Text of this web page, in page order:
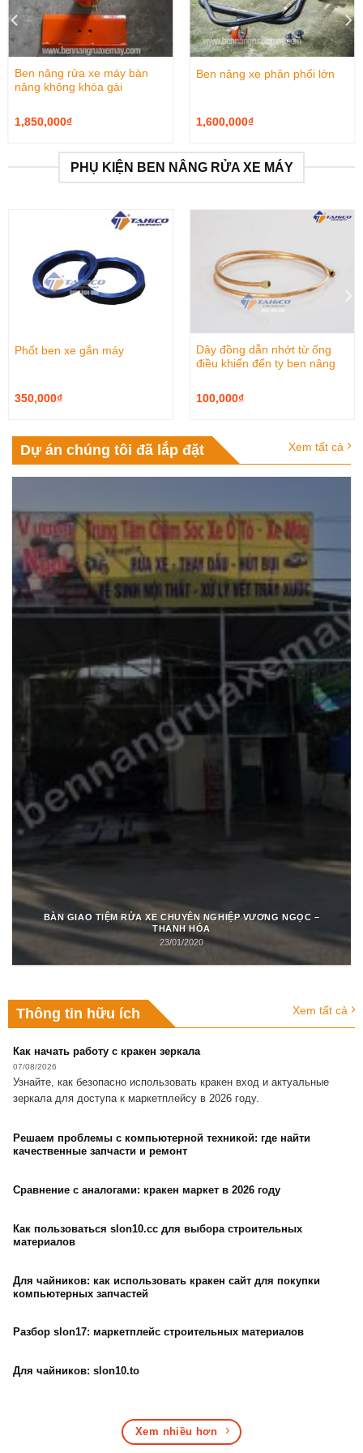
Ben nâng rửa xe máy bàn
nâng không khóa gài
1,850,000₫
Ben nâng xe phân phối lớn
1,600,000₫
PHỤ KIỆN BEN NÂNG RỬA XE MÁY
Phốt ben xe gắn máy
350,000₫
Dây đồng dẫn nhớt từ ống
điều khiển đến ty ben nâng
100,000₫
Dự án chúng tôi đã lắp đặt Xem tất cả
BÀN GIAO TIỆM RỬA XE CHUYÊN NGHIỆP VƯƠNG NGỌC –
THANH HÓA
23/01/2020
Thông tin hữu ích Xem tất cả
Как начать работу с кракен зеркала
07/08/2026
Узнайте, как безопасно использовать кракен вход и актуальные
зеркала для доступа к маркетплейсу в 2026 году.
Решаем проблемы с компьютерной техникой: где найти
качественные запчасти и ремонт
Сравнение с аналогами: кракен маркет в 2026 году
Как пользоваться slon10.cc для выбора строительных
материалов
Для чайников: как использовать кракен сайт для покупки
компьютерных запчастей
Разбор slon17: маркетплейс строительных материалов
Для чайников: slon10.to
Xem nhiều hơn